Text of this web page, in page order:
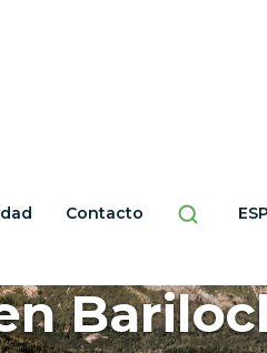
Contacto ESP